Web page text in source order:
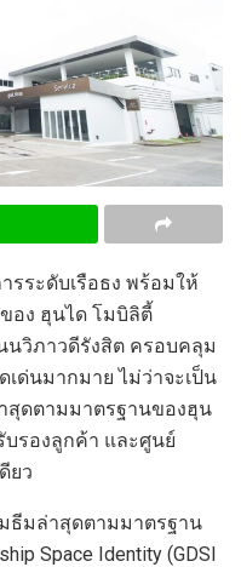
รระดับเรือธง พร้อมให้
อง ฮุนได โมบิลิตี้
นวิภาวดีรังสิต ครอบคลุม
เด่นมากมาย ไม่ว่าจะเป็น
สุดตามมาตรฐานของฮุน
บรองลูกค้า และศูนย์
ยว
ธีมล่าสุดตามมาตรฐาน
Space Identity (GDSI